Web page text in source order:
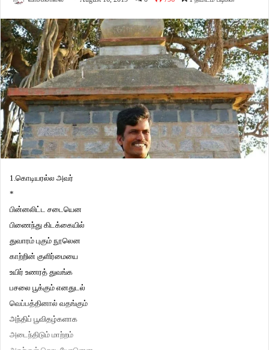
1.கொடியரல்ல அவர்
*
பின்னலிட்ட சடையென
பிணைந்து கிடக்கையில்
துவாரம் புகும் நூலென
காற்றின் குளிர்மையை
உயிர் உணரத் துவங்க
பசலை பூக்கும் எனதுடல்
வெப்பத்தினால் வதங்கும்
அந்திப் பூவிதழ்களாக
அடைந்திடும் மாற்றம்